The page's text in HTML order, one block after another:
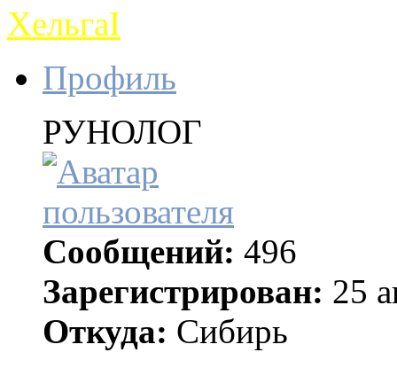
ХельгаI
Профиль
РУНОЛОГ
Сообщений: 496
Зарегистрирован: 25
Откуда: Сибирь